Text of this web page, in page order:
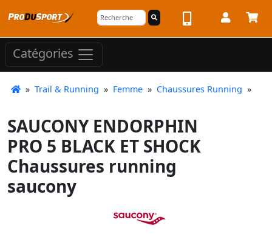
Catégories
» Trail & Running » Femme » Chaussures Running »
SAUCONY ENDORPHIN
PRO 5 BLACK ET SHOCK
Chaussures running
saucony